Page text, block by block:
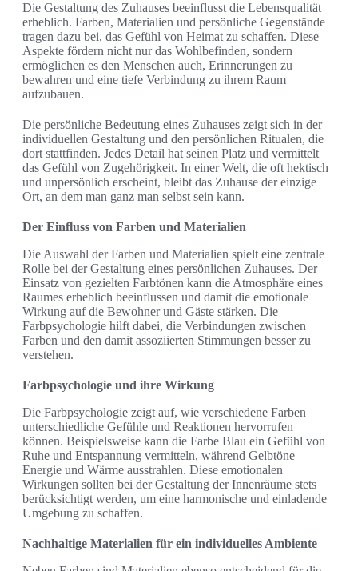
Die Gestaltung des Zuhauses beeinflusst die Lebensqualität
erheblich. Farben, Materialien und persönliche Gegenstände
tragen dazu bei, das Gefühl von Heimat zu schaffen. Diese
Aspekte fördern nicht nur das Wohlbefinden, sondern
ermöglichen es den Menschen auch, Erinnerungen zu
bewahren und eine tiefe Verbindung zu ihrem Raum
aufzubauen.
Die persönliche Bedeutung eines Zuhauses zeigt sich in der
individuellen Gestaltung und den persönlichen Ritualen, die
dort stattfinden. Jedes Detail hat seinen Platz und vermittelt
das Gefühl von Zugehörigkeit. In einer Welt, die oft hektisch
und unpersönlich erscheint, bleibt das Zuhause der einzige
Ort, an dem man ganz man selbst sein kann.
Der Einfluss von Farben und Materialien
Die Auswahl der Farben und Materialien spielt eine zentrale
Rolle bei der Gestaltung eines persönlichen Zuhauses. Der
Einsatz von gezielten Farbtönen kann die Atmosphäre eines
Raumes erheblich beeinflussen und damit die emotionale
Wirkung auf die Bewohner und Gäste stärken. Die
Farbpsychologie hilft dabei, die Verbindungen zwischen
Farben und den damit assoziierten Stimmungen besser zu
verstehen.
Farbpsychologie und ihre Wirkung
Die Farbpsychologie zeigt auf, wie verschiedene Farben
unterschiedliche Gefühle und Reaktionen hervorrufen
können. Beispielsweise kann die Farbe Blau ein Gefühl von
Ruhe und Entspannung vermitteln, während Gelbtöne
Energie und Wärme ausstrahlen. Diese emotionalen
Wirkungen sollten bei der Gestaltung der Innenräume stets
berücksichtigt werden, um eine harmonische und einladende
Umgebung zu schaffen.
Nachhaltige Materialien für ein individuelles Ambiente